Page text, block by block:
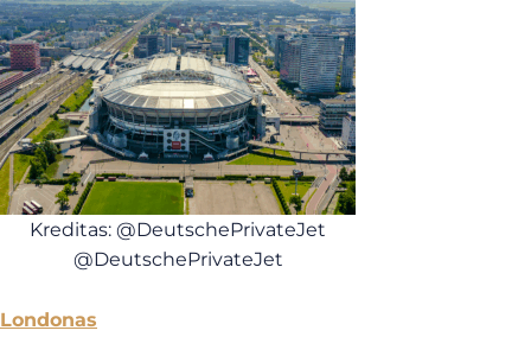
Kreditas: @DeutschePrivateJet
@DeutschePrivateJet
Londonas